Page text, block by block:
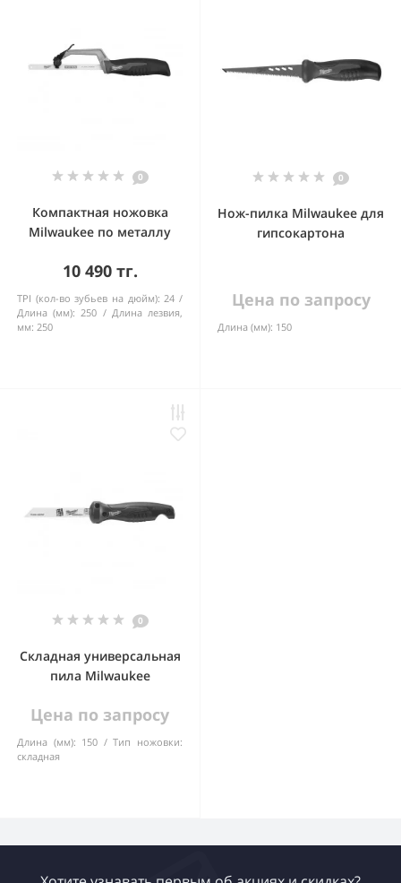
0
Компактная ножовка
Milwaukee по металлу
10 490 тг.
TPI (кол-во зубьев на дюйм): 24
Длина (мм): 250
Длина лезвия,
мм: 250
0
Нож-пилка Milwaukee для
гипсокартона
Цена по запросу
Длина (мм): 150
0
Складная универсальная
пила Milwaukee
Цена по запросу
Длина (мм): 150
Тип ножовки:
складная